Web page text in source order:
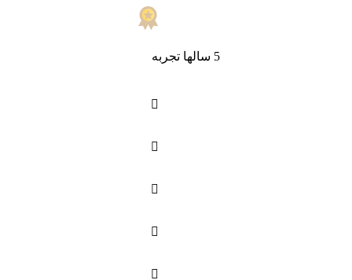
5 سالها تجربه




